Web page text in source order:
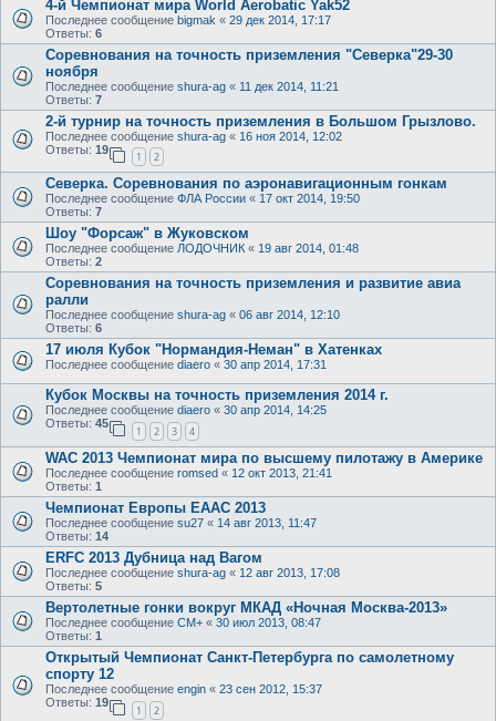
4-й Чемпионат мира World Aerobatic Yak52
Последнее сообщение bigmak « 29 дек 2014, 17:17
Ответы: 6
Соревнования на точность приземления "Северка"29-30
ноября
Последнее сообщение shura-ag « 11 дек 2014, 11:21
Ответы: 7
2-й турнир на точность приземления в Большом Грызлово.
Последнее сообщение shura-ag « 16 ноя 2014, 12:02
Ответы: 19
1 2
Северка. Соревнования по аэронавигационным гонкам
Последнее сообщение ФЛА России « 17 окт 2014, 19:50
Ответы: 7
Шоу "Форсаж" в Жуковском
Последнее сообщение ЛОДОЧНИК « 19 авг 2014, 01:48
Ответы: 2
Соревнования на точность приземления и развитие авиа
ралли
Последнее сообщение shura-ag « 06 авг 2014, 12:10
Ответы: 6
17 июля Кубок "Нормандия-Неман" в Хатенках
Последнее сообщение diaero « 30 апр 2014, 17:31
Кубок Москвы на точность приземления 2014 г.
Последнее сообщение diaero « 30 апр 2014, 14:25
Ответы: 45
1 2 3 4
WAC 2013 Чемпионат мира по высшему пилотажу в Америке
Последнее сообщение romsed « 12 окт 2013, 21:41
Ответы: 1
Чемпионат Европы EAAC 2013
Последнее сообщение su27 « 14 авг 2013, 11:47
Ответы: 14
ERFC 2013 Дубница над Вагом
Последнее сообщение shura-ag « 12 авг 2013, 17:08
Ответы: 5
Вертолетные гонки вокруг МКАД «Ночная Москва-2013»
Последнее сообщение CM+ « 30 июл 2013, 08:47
Ответы: 1
Открытый Чемпионат Санкт-Петербурга по самолетному
спорту 12
Последнее сообщение engin « 23 сен 2012, 15:37
Ответы: 19
1 2